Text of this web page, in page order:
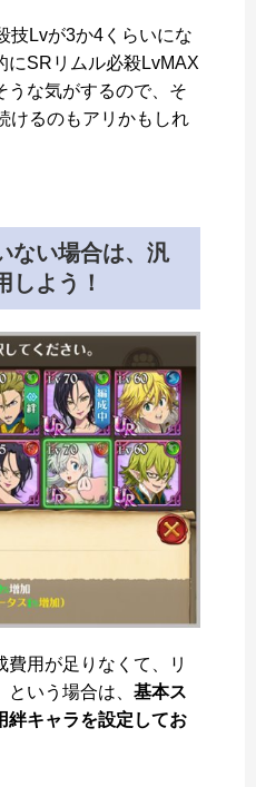
技Lvが3か4くらいにな
にSRリムル必殺LvMAX
うな気がするので、そ
けるのもアリかもしれ
ない場合は、汎
しよう！
費用が足りなくて、リ
いう場合は、 基本ス
絆キャラを設定してお